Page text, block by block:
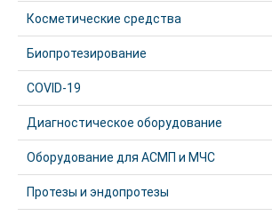
Косметические средства
Биопротезирование
COVID-19
Диагностическое оборудование
Оборудование для АСМП и МЧС
Протезы и эндопротезы